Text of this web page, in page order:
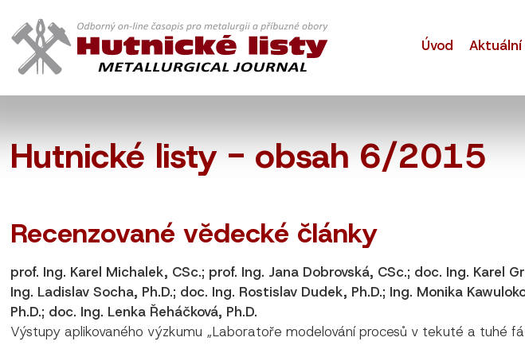
Úvod
Hutnické listy - obsah 6/2015
Recenzované vědecké články
prof. Ing. Karel Michalek, CSc.; prof. Ing. Jana Dobrovská, CSc.; doc. Ing. Karel
Ing. Ladislav Socha, Ph.D.; doc. Ing. Rostislav Dudek, Ph.D.; Ing. Monika
Ph.D.; doc. Ing. Lenka Řeháčková, Ph.D.
Výstupy aplikovaného výzkumu „Laboratoře modelování procesů v tekuté a tuhé